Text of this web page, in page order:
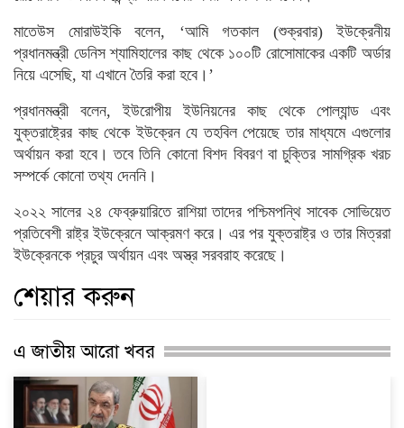
মাতেউস মোরাউইকি বলেন, ‘আমি গতকাল (শুক্রবার) ইউক্রেনীয়
প্রধানমন্ত্রী ডেনিস শ্যামিহালের কাছ থেকে ১০০টি রোসোমাকের একটি অর্ডার
নিয়ে এসেছি, যা এখানে তৈরি করা হবে।’
প্রধানমন্ত্রী বলেন, ইউরোপীয় ইউনিয়নের কাছ থেকে পোল্যান্ড এবং
যুক্তরাষ্ট্রের কাছ থেকে ইউক্রেন যে তহবিল পেয়েছে তার মাধ্যমে এগুলোর
অর্থায়ন করা হবে। তবে তিনি কোনো বিশদ বিবরণ বা চুক্তির সামগ্রিক খরচ
সম্পর্কে কোনো তথ্য দেননি।
২০২২ সালের ২৪ ফেব্রুয়ারিতে রাশিয়া তাদের পশ্চিমপন্থি সাবেক সোভিয়েত
প্রতিবেশী রাষ্ট্র ইউক্রেনে আক্রমণ করে। এর পর যুক্তরাষ্ট্র ও তার মিত্ররা
ইউক্রেনকে প্রচুর অর্থায়ন এবং অস্ত্র সরবরাহ করেছে।
শেয়ার করুন
এ জাতীয় আরো খবর